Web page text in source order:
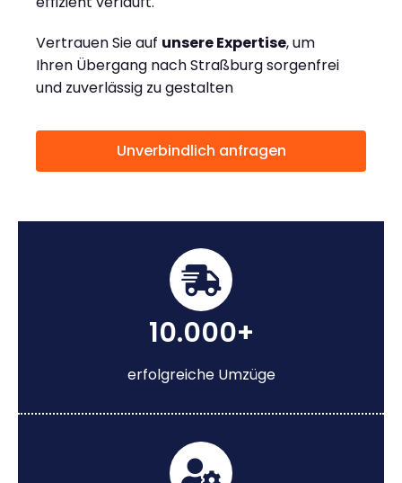
Vertrauen Sie auf unsere Expertise, um
Ihren Übergang nach Straßburg sorgenfrei
und zuverlässig zu gestalten
Unverbindlich anfragen
10.000+
erfolgreiche Umzüge